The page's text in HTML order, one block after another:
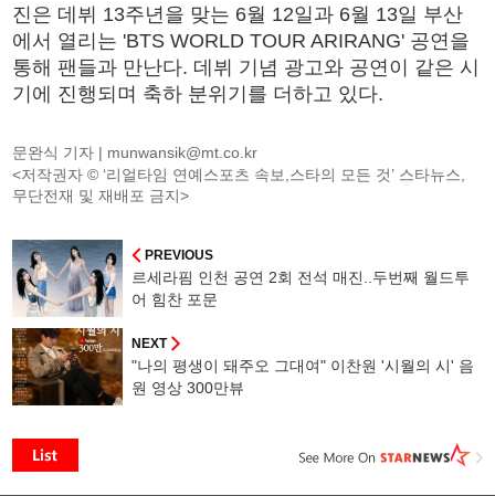
진은 데뷔 13주년을 맞는 6월 12일과 6월 13일 부산
에서 열리는 'BTS WORLD TOUR ARIRANG' 공연을
통해 팬들과 만난다. 데뷔 기념 광고와 공연이 같은 시
기에 진행되며 축하 분위기를 더하고 있다.
문완식 기자 | munwansik@mt.co.kr
<저작권자 © ‘리얼타임 연예스포츠 속보,스타의 모든 것’ 스타뉴스,
무단전재 및 재배포 금지>
PREVIOUS
르세라핌 인천 공연 2회 전석 매진..두번째 월드투
어 힘찬 포문
NEXT
"나의 평생이 돼주오 그대여" 이찬원 '시월의 시' 음
원 영상 300만뷰